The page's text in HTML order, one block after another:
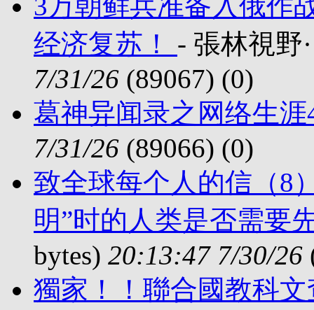
经济复苏！ - 張林視野
7/31/26 (89067) (0)
葛神异闻录之网络生
7/31/26 (89066) (0)
致全球每个人的信（8
明”时的人类是否需要
bytes) 20:13:47 7/30/26
獨家！！聯合國教科